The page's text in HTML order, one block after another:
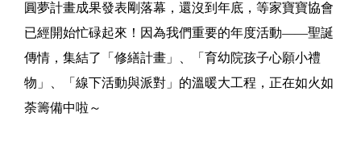
圓夢計畫成果發表剛落幕，還沒到年底，等家寶寶協會
已經開始忙碌起來！因為我們重要的年度活動——聖誕
傳情，集結了「修繕計畫」、「育幼院孩子心願小禮
物」、「線下活動與派對」的溫暖大工程，正在如火如
荼籌備中啦～